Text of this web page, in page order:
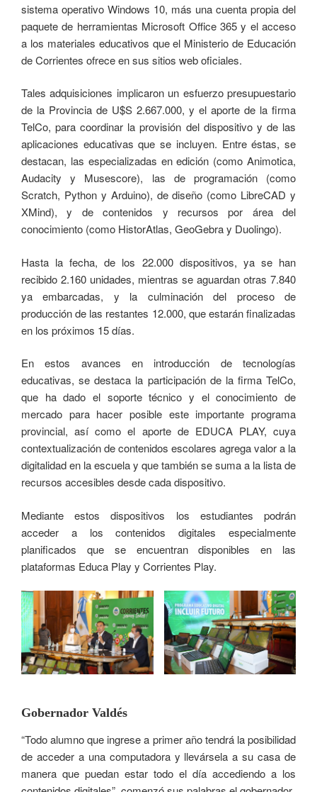
sistema operativo Windows 10, más una cuenta propia del
paquete de herramientas Microsoft Office 365 y el acceso
a los materiales educativos que el Ministerio de Educación
de Corrientes ofrece en sus sitios web oficiales.
Tales adquisiciones implicaron un esfuerzo presupuestario
de la Provincia de U$S 2.667.000, y el aporte de la firma
TelCo, para coordinar la provisión del dispositivo y de las
aplicaciones educativas que se incluyen. Entre éstas, se
destacan, las especializadas en edición (como Animotica,
Audacity y Musescore), las de programación (como
Scratch, Python y Arduino), de diseño (como LibreCAD y
XMind), y de contenidos y recursos por área del
conocimiento (como HistorAtlas, GeoGebra y Duolingo).
Hasta la fecha, de los 22.000 dispositivos, ya se han
recibido 2.160 unidades, mientras se aguardan otras 7.840
ya embarcadas, y la culminación del proceso de
producción de las restantes 12.000, que estarán finalizadas
en los próximos 15 días.
En estos avances en introducción de tecnologías
educativas, se destaca la participación de la firma TelCo,
que ha dado el soporte técnico y el conocimiento de
mercado para hacer posible este importante programa
provincial, así como el aporte de EDUCA PLAY, cuya
contextualización de contenidos escolares agrega valor a la
digitalidad en la escuela y que también se suma a la lista de
recursos accesibles desde cada dispositivo.
Mediante estos dispositivos los estudiantes podrán
acceder a los contenidos digitales especialmente
planificados que se encuentran disponibles en las
plataformas Educa Play y Corrientes Play.
Gobernador Valdés
“Todo alumno que ingrese a primer año tendrá la posibilidad
de acceder a una computadora y llevársela a su casa de
manera que puedan estar todo el día accediendo a los